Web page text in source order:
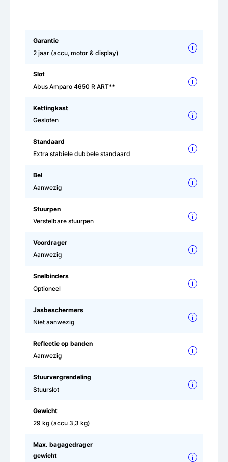
Garantie
2 jaar (accu, motor & display)
i
Slot
Abus Amparo 4650 R ART**
i
Kettingkast
Gesloten
i
Standaard
Extra stabiele dubbele standaard
i
Bel
Aanwezig
i
Stuurpen
Verstelbare stuurpen
i
Voordrager
Aanwezig
i
Snelbinders
Optioneel
i
Jasbeschermers
Niet aanwezig
i
Reflectie op banden
Aanwezig
i
Stuurvergrendeling
Stuurslot
i
Gewicht
29 kg (accu 3,3 kg)
Max. bagagedrager
gewicht
i